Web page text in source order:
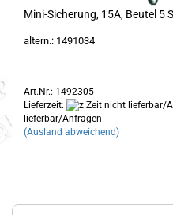
Mini-Sicherung, 15A, Beutel 5
altern.: 1491034
Art.Nr.: 1492305
Lieferzeit:
lieferbar/Anfragen
(Ausland abweichend)